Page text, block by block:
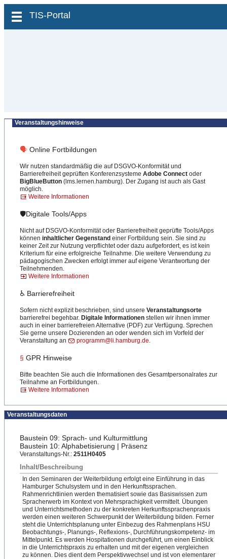
zum Inhalt wechseln
TIS-Portal
Veranstaltungshinweise
🗣 Online Fortbildungen
Wir nutzen standardmäßig die auf DSGVO-Konformität und
Barrierefreiheit geprüften Konferenzsysteme Adobe Connect oder
BigBlueButton (lms.lernen.hamburg). Der Zugang ist auch als Gast
möglich.
Weitere Informationen
🛡️Digitale Tools/Apps
Nicht auf DSGVO-Konformität oder Barrierefreiheit geprüfte Tools/Apps
können inhaltlicher Gegenstand einer Fortbildung sein. Sie sind zu
keiner Zeit zur Nutzung verpflichtet oder dazu aufgefordert, es ist kein
Kriterium für eine erfolgreiche Teilnahme. Die weitere Verwendung zu
pädagogischen Zwecken erfolgt immer auf eigene Verantwortung der
Teilnehmenden.
Weitere Informationen
♿ Barrierefreiheit
Sofern nicht explizit beschrieben, sind unsere Veranstaltungsorte
barrierefrei begehbar. Digitale Informationen stellen wir ihnen immer
auch in einer barrierefreien Alternative (PDF) zur Verfügung. Sprechen
Sie gerne unsere Dozierenden an oder wenden sich im Vorfeld der
Veranstaltung an
programm@li.hamburg.de.
§ GPR Hinweise
Bitte beachten Sie auch die Informationen des Gesamtpersonalrates zur
Teilnahme an Fortbildungen.
Weitere Informationen
Veranstaltungsdaten
Baustein 09: Sprach- und Kulturmittlung
Baustein 10: Alphabetisierung | Präsenz
Veranstaltungs-Nr.: 2511H0405
Inhalt/Beschreibung
In den Seminaren der Weiterbildung erfolgt eine Einführung in das
Hamburger Schulsystem und in den Herkunftssprachen.
Rahmenrichtlinien werden thematisiert sowie das Basiswissen zum
Spracherwerb im Kontext von Mehrsprachigkeit vermittelt. Übungen
und Unterrichtsmethoden zu der konkreten Herkunftssprachenpraxis
werden einen weiteren Schwerpunkt der Weiterbildung bilden. Ferner
steht die Unterrichtsplanung unter Einbezug des Rahmenplans HSU
Beobachtungs-, Planungs-, Reflexions-, Durchführungskompetenz- im
Mittelpunkt. Es werden Hospitationen durchgeführt, um einen Einblick
in die Unterrichtspraxis zu erhalten und mit der eigenen vergleichen
zu können. Dies dient dem Perspektivwechsel und ist von elementarer